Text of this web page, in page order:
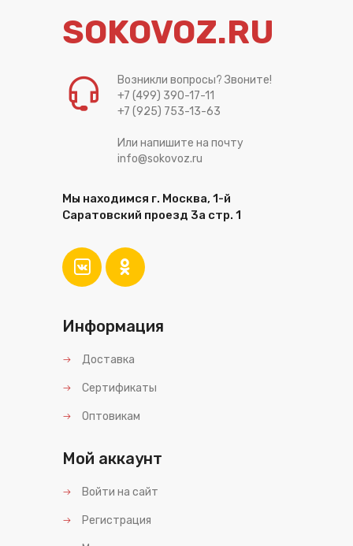
SOKOVOZ.RU
Возникли вопросы? Звоните!
+7 (499) 390-17-11
+7 (925) 753-13-63
Или напишите на почту
info@sokovoz.ru
Мы находимся г. Москва, 1-й
Саратовский проезд 3а стр. 1
Информация
Доставка
Сертификаты
Оптовикам
Мой аккаунт
Войти на сайт
Регистрация